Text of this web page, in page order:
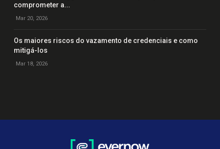
comprometer a...
Mar 20, 2026
Os maiores riscos do vazamento de credenciais e como
mitigá-los
Mar 18, 2026